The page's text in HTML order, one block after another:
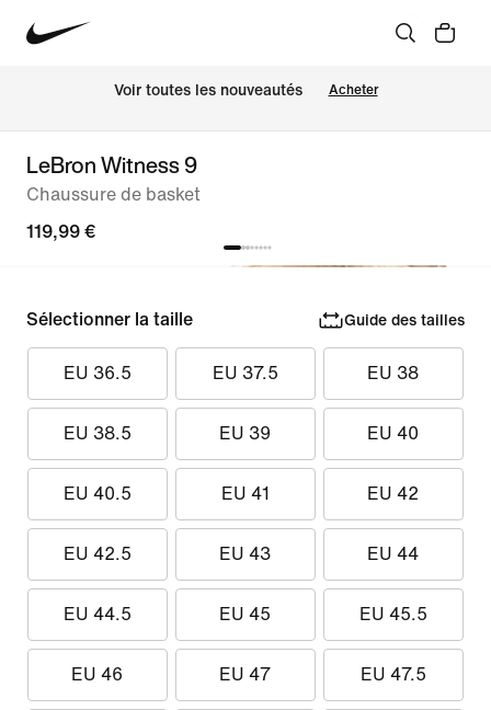
Voir toutes les nouveautés Acheter
LeBron Witness 9
Chaussure de basket
119,99 €
Sélectionner la taille Guide des tailles
EU 36.5 EU 37.5 EU 38
EU 38.5 EU 39 EU 40
EU 40.5 EU 41 EU 42
EU 42.5 EU 43 EU 44
EU 44.5 EU 45 EU 45.5
EU 46 EU 47 EU 47.5